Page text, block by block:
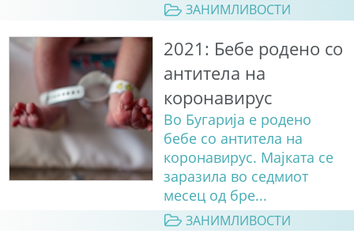
ЗАНИМЛИВОСТИ
2021: Бебе родено со
антитела на
коронавирус
Во Бугарија е родено
бебе со антитела на
коронавирус. Мајката се
заразила во седмиот
месец од бре...
ЗАНИМЛИВОСТИ